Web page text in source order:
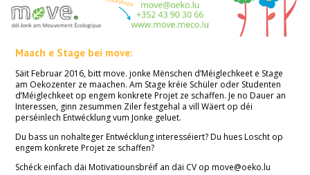
Maach e Stage bei move:
Säit Februar 2016, bitt move. jonke Mënschen d’Méiglechkeet e Stage
am Oekozenter ze maachen. Am Stage kréie Schüler oder Studenten
d’Méiglechkeet op engem konkrete Projet ze schaffen. Je no Dauer an
Interessen, ginn zesummen Ziler festgehal a vill Wäert op déi
perséinlech Entwécklung vum Jonke geluet.
Du bass un nohalteger Entwécklung interesséiert? Du hues Loscht op
engem konkrete Projet ze schaffen?
Schéck einfach däi Motivatiounsbréif an däi CV op move@oeko.lu